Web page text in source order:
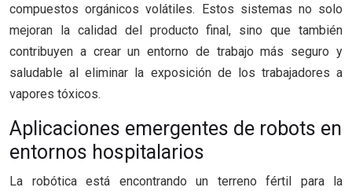
compuestos orgánicos volátiles. Estos sistemas no solo
mejoran la calidad del producto final, sino que también
contribuyen a crear un entorno de trabajo más seguro y
saludable al eliminar la exposición de los trabajadores a
vapores tóxicos.
Aplicaciones emergentes de robots en
entornos hospitalarios
La robótica está encontrando un terreno fértil para la